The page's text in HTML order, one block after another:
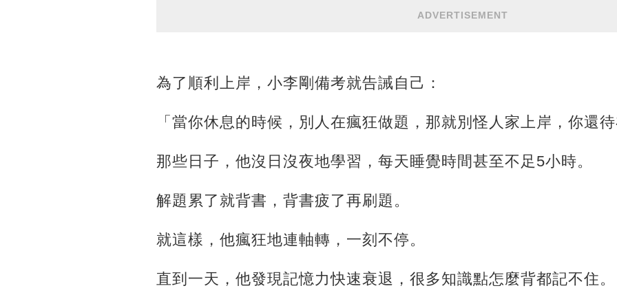
ADVERTISEMENT
為了順利上岸，小李剛備考就告誡自己：
「當你休息的時候，別人在瘋狂做題，那就別怪人家上岸，你還待
那些日子，他沒日沒夜地學習，每天睡覺時間甚至不足5小時。
解題累了就背書，背書疲了再刷題。
就這樣，他瘋狂地連軸轉，一刻不停。
直到一天，他發現記憶力快速衰退，很多知識點怎麼背都記不住。